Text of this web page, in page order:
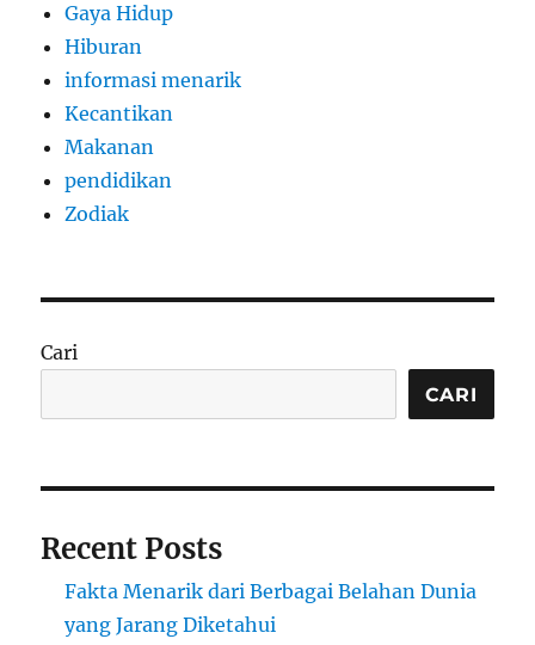
Gaya Hidup
Hiburan
informasi menarik
Kecantikan
Makanan
pendidikan
Zodiak
Cari
CARI
Recent Posts
Fakta Menarik dari Berbagai Belahan Dunia
yang Jarang Diketahui